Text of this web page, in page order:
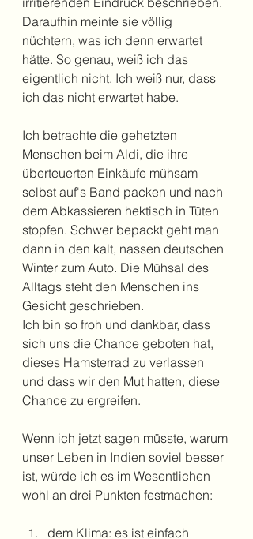
Daraufhin meinte sie völlig
nüchtern, was ich denn erwartet
hätte. So genau, weiß ich das
eigentlich nicht. Ich weiß nur, dass
ich das nicht erwartet habe.
Ich betrachte die gehetzten
Menschen beim Aldi, die ihre
überteuerten Einkäufe mühsam
selbst auf's Band packen und nach
dem Abkassieren hektisch in Tüten
stopfen. Schwer bepackt geht man
dann in den kalt, nassen deutschen
Winter zum Auto. Die Mühsal des
Alltags steht den Menschen ins
Gesicht geschrieben.
Ich bin so froh und dankbar, dass
sich uns die Chance geboten hat,
dieses Hamsterrad zu verlassen
und dass wir den Mut hatten, diese
Chance zu ergreifen.
Wenn ich jetzt sagen müsste, warum
unser Leben in Indien soviel besser
ist, würde ich es im Wesentlichen
wohl an drei Punkten festmachen:
dem Klima: es ist einfach